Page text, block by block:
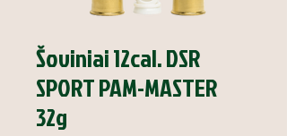
Šoviniai 12cal. DSR
SPORT PAM-MASTER
32g